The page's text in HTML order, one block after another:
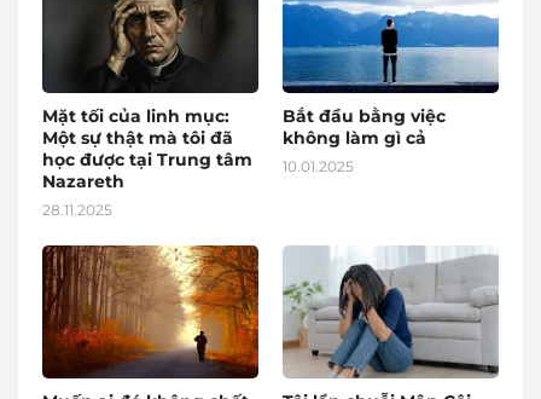
Mặt tối của linh mục:
Một sự thật mà tôi đã
học được tại Trung tâm
Nazareth
28.11.2025
Bắt đầu bằng việc
không làm gì cả
10.01.2025